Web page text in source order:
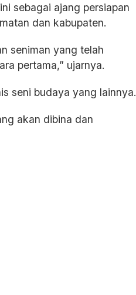
sebagai ajang persiapan
dan kabupaten.
seniman yang telah
pertama,” ujarnya.
seni budaya yang lainnya.
akan dibina dan